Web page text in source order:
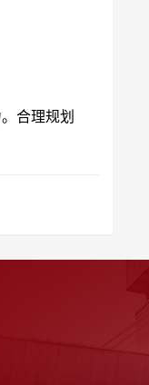
合理规划